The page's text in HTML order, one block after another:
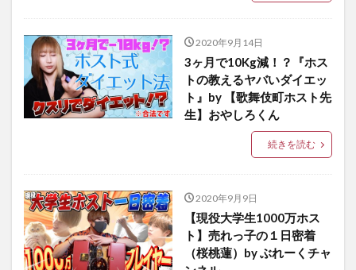
2020年9月14日
3ヶ月で10Kg減！？『ホス
トの教えるヤバいダイエッ
ト』by 【歌舞伎町ホスト先
生】おやしろくん
続きを読む
2020年9月9日
【現役大学生1000万ホス
ト】売れっ子の１日密着
（桜桃蓮）by ぶれーくチャ